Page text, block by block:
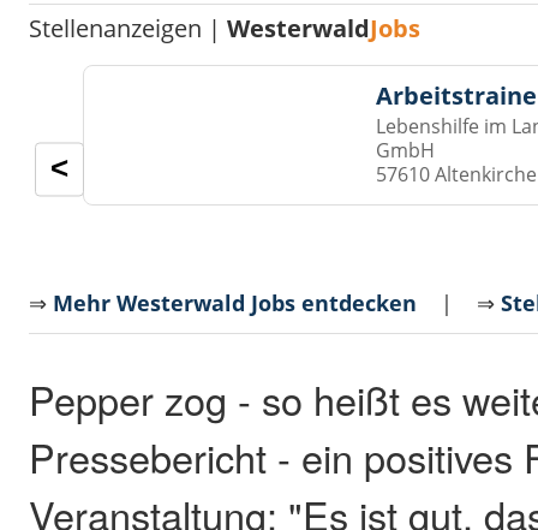
Stellenanzeigen |WesterwaldJobs
Lebenshilfe im
GmbH
57610
<
⇒ Mehr Westerwald Jobs entdecken | ⇒
Pepper zog - so heißt es
Pressebericht - ein positives
Veranstaltung: "Es ist gut,